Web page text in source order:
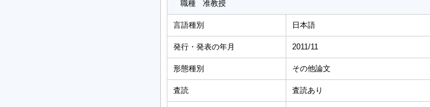
職種
准教授
言語種別 日本語
発行・発表の年月 2011/11
形態種別 その他論文
査読 査読あり